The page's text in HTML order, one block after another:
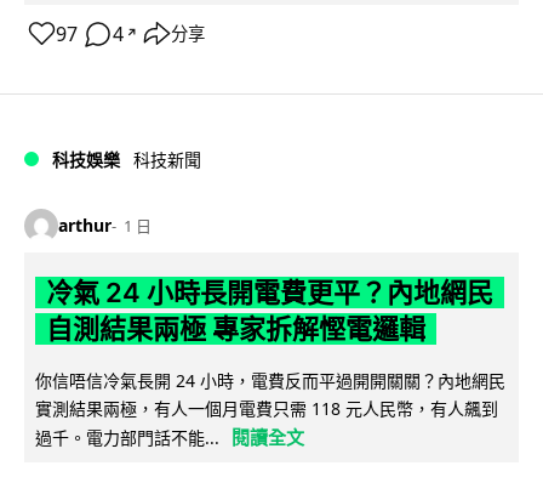
97 4 ↗ 分享
科技娛樂 科技新聞
arthur 1 日
冷氣 24 小時長開電費更平？內地網民
自測結果兩極 專家拆解慳電邏輯
你信唔信冷氣長開 24 小時，電費反而平過開開關關？內地網民
實測結果兩極，有人一個月電費只需 118 元人民幣，有人飆到
過千。電力部門話不能...
閱讀全文